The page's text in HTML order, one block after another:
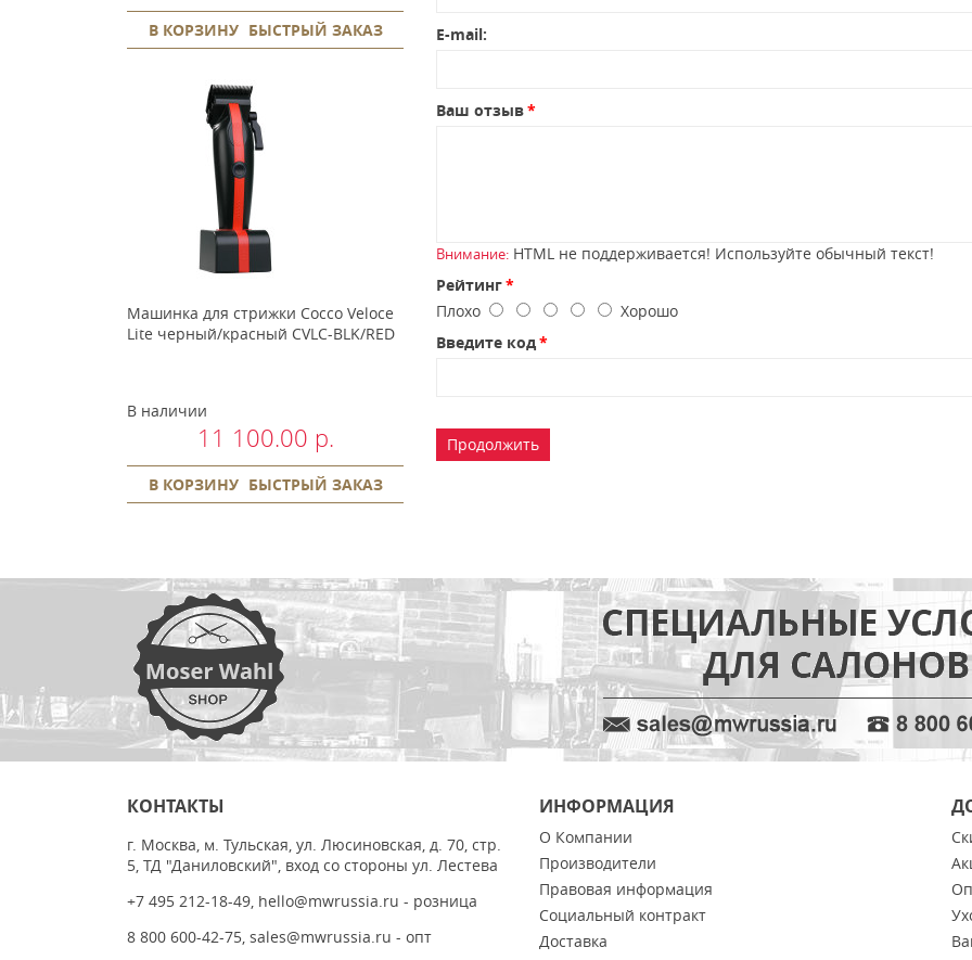
В КОРЗИНУ БЫСТРЫЙ ЗАКАЗ
Машинка для стрижки Cocco Veloce
Lite черный/красный CVLC-BLK/RED
В наличии
11 100.00 р.
В КОРЗИНУ БЫСТРЫЙ ЗАКАЗ
E-mail:
Ваш отзыв
Внимание: HTML не поддерживается! Используйте обычный текст!
Рейтинг
Плохо
Хорошо
Введите код
Продолжить
КОНТАКТЫ
г. Москва, м. Тульская, ул. Люсиновская, д. 70, стр.
5, ТД "Даниловский", вход со стороны ул. Лестева
+7 495 212-18-49, hello@mwrussia.ru - розница
8 800 600-42-75, sales@mwrussia.ru - опт
ИНФОРМАЦИЯ
О Компании
Производители
Правовая информация
Социальный контракт
Доставка